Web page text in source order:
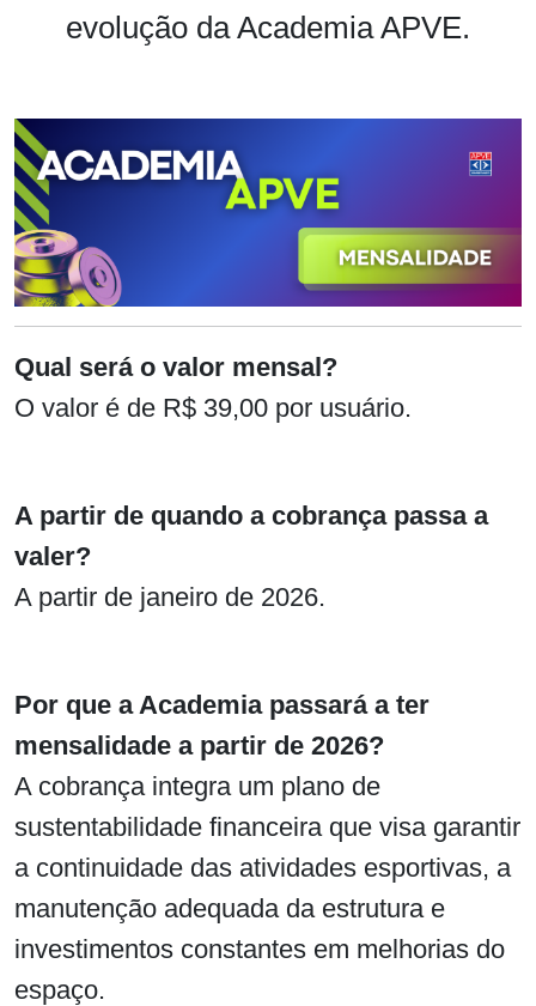
evolução da Academia APVE.
Qual será o valor mensal?
O valor é de R$ 39,00 por usuário.
A partir de quando a cobrança passa a
valer?
A partir de janeiro de 2026.
Por que a Academia passará a ter
mensalidade a partir de 2026?
A cobrança integra um plano de
sustentabilidade financeira que visa garantir
a continuidade das atividades esportivas, a
manutenção adequada da estrutura e
investimentos constantes em melhorias do
espaço.